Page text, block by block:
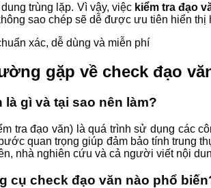
trùng lặp. Vì vậy, việc kiểm tra đạo
sao chép sẽ dễ được ưu tiên hiển thị
gặp về check đạo
là gì và tại sao nên làm?
tra đạo văn) là quá trình sử dụng các
quan trọng giúp đảm bảo tính trung
nhà nghiên cứu và cả người viết nội
cụ check đạo văn nào phổ